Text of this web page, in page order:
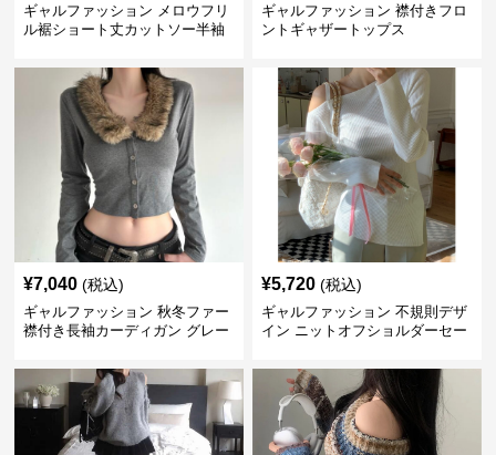
ギャルファッション メロウフリ
ル裾ショート丈カットソー半袖
ギャルファッション 襟付きフロ
ントギャザートップス
¥7,040 (税込)
ギャルファッション 秋冬ファー
襟付き長袖カーディガン グレー
¥5,720 (税込)
ギャルファッション 不規則デザ
イン ニットオフショルダーセー